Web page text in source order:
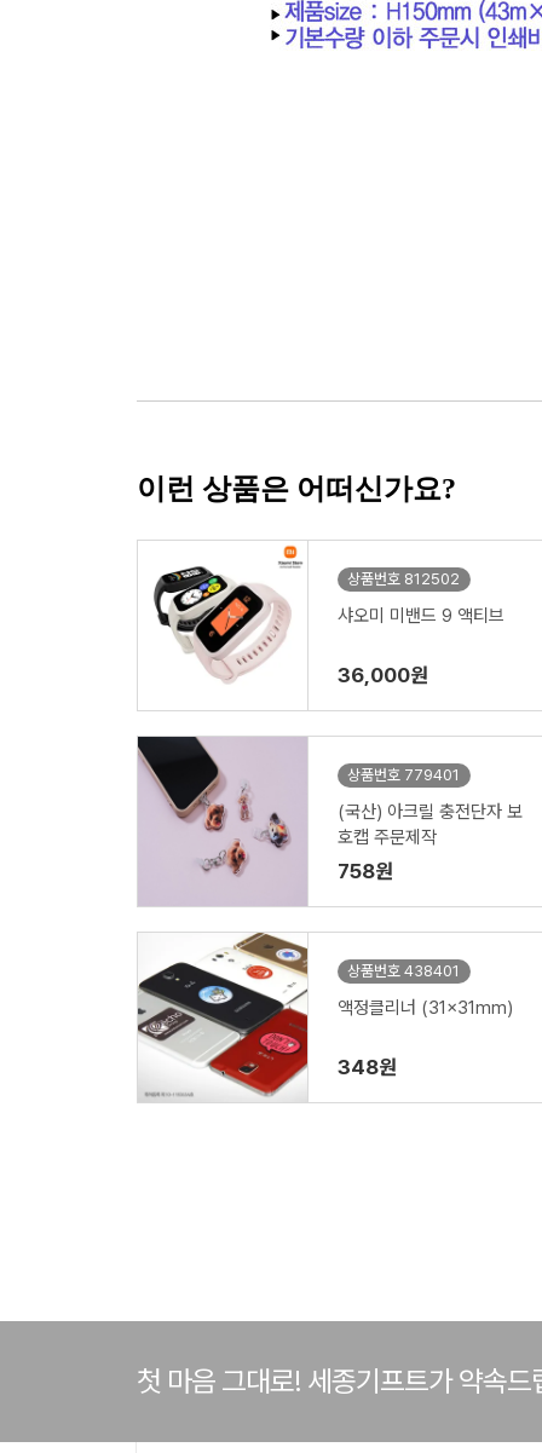
이런 상품은 어떠신가요?
상품번호 812502
샤오미 미밴드 9 액티브
36,000원
상품번호 779401
(국산) 아크릴 충전단자 보
호캡 주문제작
758원
상품번호 438401
액정클리너 (31x31mm)
348원
첫 마음 그대로! 세종기프트가 약속드